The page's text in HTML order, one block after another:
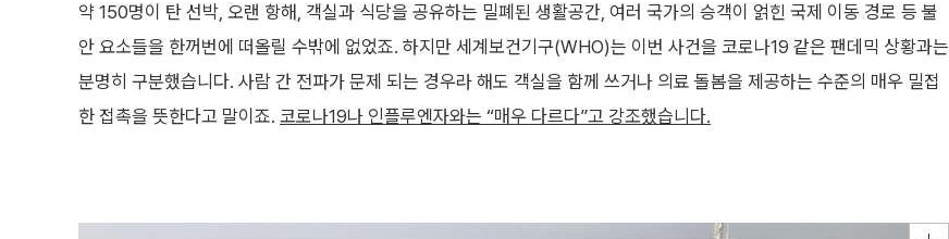
약 150명이 탄 선박, 오랜 항해, 객실과 식당을 공유하는 밀폐된 생활공간, 여러 국가의 승객이 얽힌 국제 이동 경로 등 불
안 요소들을 한꺼번에 떠올릴 수밖에 없었죠. 하지만 세계보건기구(WHO)는 이번 사건을 코로나19 같은 팬데믹 상황과는
분명히 구분했습니다. 사람 간 전파가 문제 되는 경우라 해도 객실을 함께 쓰거나 의료 돌봄을 제공하는 수준의 매우 밀접
한 접촉을 뜻한다고 말이죠. 코로나19나 인플루엔자와는 “매우 다르다”고 강조했습니다.